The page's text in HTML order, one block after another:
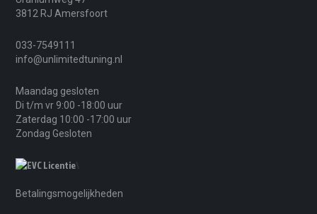
3812 RJ Amersfoort
033-7549111
info@unlimitedtuning.nl
Maandag gesloten
Di t/m vr 9:00 -18:00 uur
Zaterdag 10:00 -17:00 uur
Zondag Gesloten
Betalingsmogelijkheden